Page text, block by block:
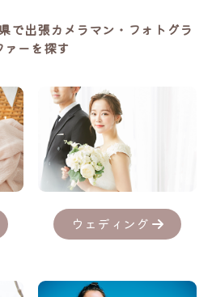
で出張カメラマン・フォトグラ
ァーを探す
ウェディング